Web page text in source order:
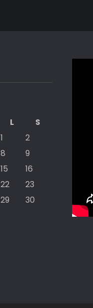
L
S
1
2
8
9
15
16
22
23
29
30